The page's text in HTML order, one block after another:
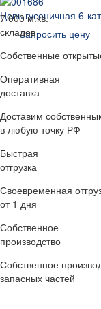
Цепь гусеничная 6-
Запросить цену
7 000 м.кв.
складов
Собственные
Оперативная
доставка
Доставим
в любую точку РФ
Быстрая
отгрузка
Своевременная
от 1 дня
Собственное
производство
Собственное
запасных частей